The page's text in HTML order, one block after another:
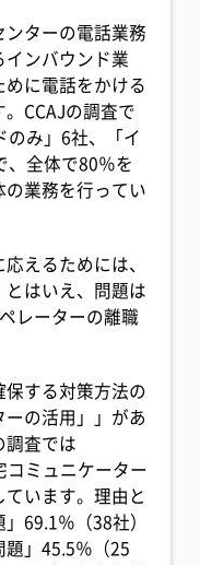
ンターの電話業務
インバウンド業
に電話をかける
CCAJの調査で
のみ」6社、「イ
、全体で80％を
の業務を行ってい
えるためには、
とはいえ、問題は
レーターの離職
保する対策方法の
の活用」」があ
調査では
コミュニケーター
います。理由と
69.1％（38社）
題」45.5％（25